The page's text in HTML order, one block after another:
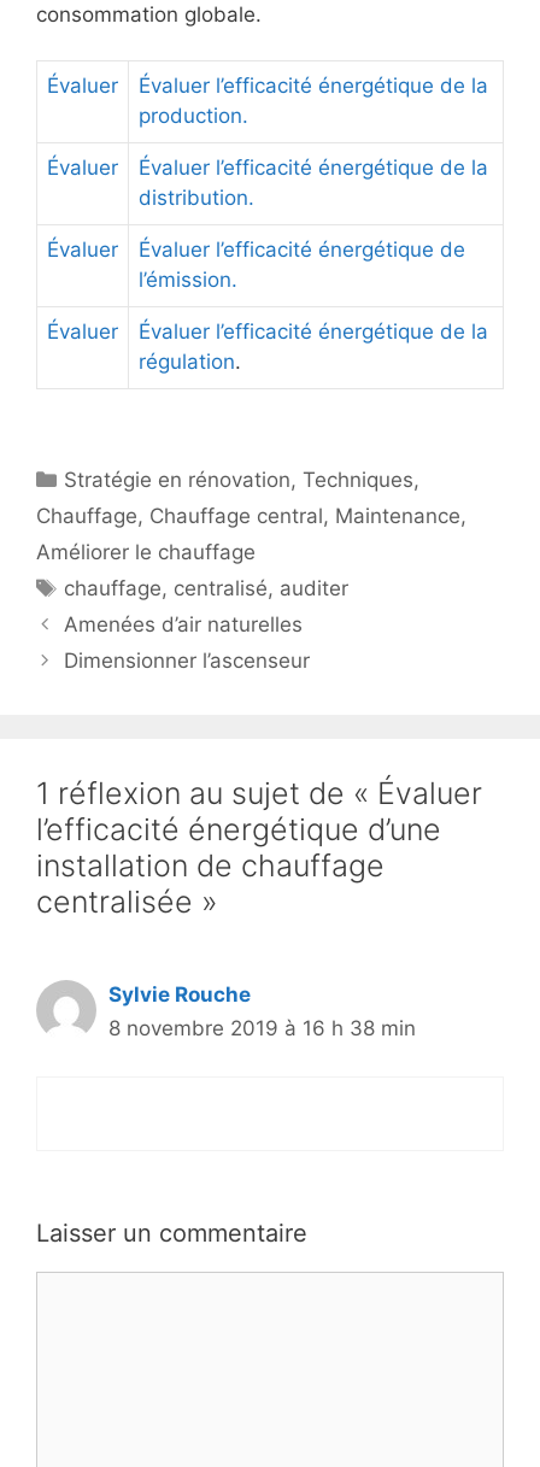
consommation globale.
Évaluer
Évaluer l’efficacité énergétique de la
production.
Évaluer
Évaluer l’efficacité énergétique de la
distribution.
Évaluer
Évaluer l’efficacité énergétique de
l’émission.
Évaluer
Évaluer l’efficacité énergétique de la
régulation.
Catégories
Stratégie en rénovation,Techniques,
Chauffage, Chauffage central, Maintenance,
Améliorer le chauffage
Étiquettes
chauffage, centralisé, auditer
Amenées d’air naturelles
Dimensionner l’ascenseur
1 réflexion au sujet de « Évaluer
l’efficacité énergétique d’une
installation de chauffage
centralisée »
Sylvie Rouche
8 novembre 2019 à 16 h 38 min
Laisser un commentaire